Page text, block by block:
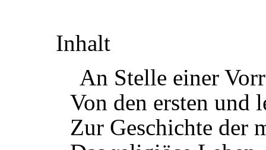
Inhalt
An Stelle einer
Von den ersten und
Zur Geschichte der